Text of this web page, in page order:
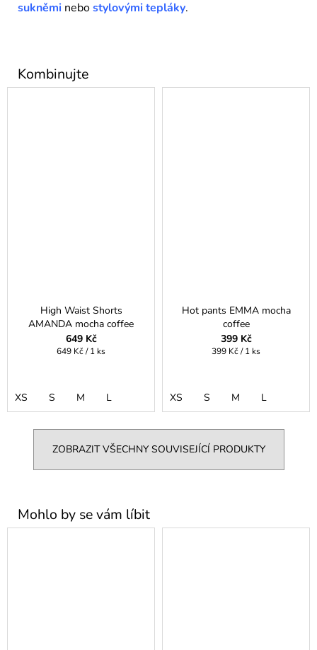
sukněmi nebostylovými tepláky.
High Waist Shorts
AMANDA mocha coffee
649 Kč
Měrná
649 Kč / 1 ks
XS S M L
Hot pants EMMA mocha
coffee
399 Kč
Měrná
399 Kč / 1 ks
XS S M L
ZOBRAZIT VŠECHNY SOUVISEJÍCÍ PRODUKTY